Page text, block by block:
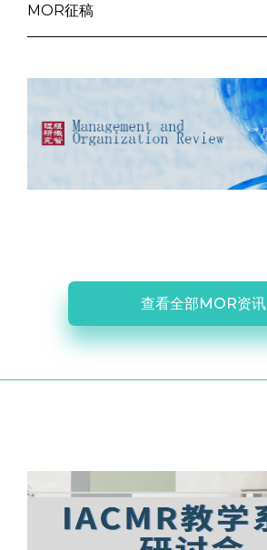
MOR征稿
查看全部MOR资讯